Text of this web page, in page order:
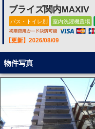
ブライズ関内MAXIV
バス・トイレ別 室内洗濯機置場
【更新】2026/08/09
物件写真